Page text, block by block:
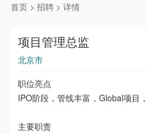
首页 > 招聘 > 详情
项目管理总监
北京市
职位亮点
IPO阶段，管线丰富，Global项目
主要职责